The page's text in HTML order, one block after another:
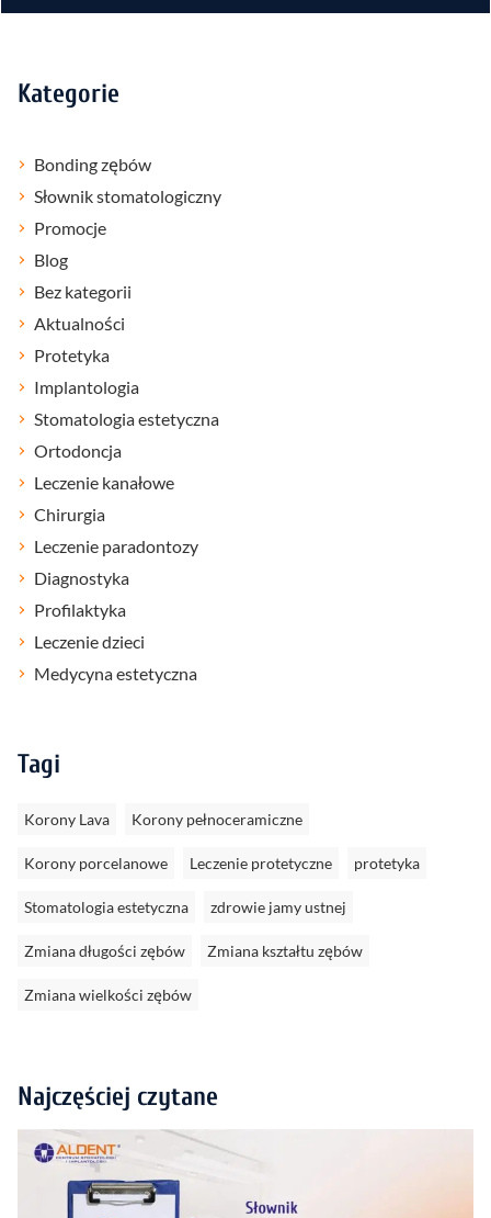
Kategorie
Bonding zębów
Słownik stomatologiczny
Promocje
Blog
Bez kategorii
Aktualności
Protetyka
Implantologia
Stomatologia estetyczna
Ortodoncja
Leczenie kanałowe
Chirurgia
Leczenie paradontozy
Diagnostyka
Profilaktyka
Leczenie dzieci
Medycyna estetyczna
Tagi
Korony Lava Korony pełnoceramiczne
Korony porcelanowe Leczenie protetyczne protetyka
Stomatologia estetyczna zdrowie jamy ustnej
Zmiana długości zębów Zmiana kształtu zębów
Zmiana wielkości zębów
Najczęściej czytane